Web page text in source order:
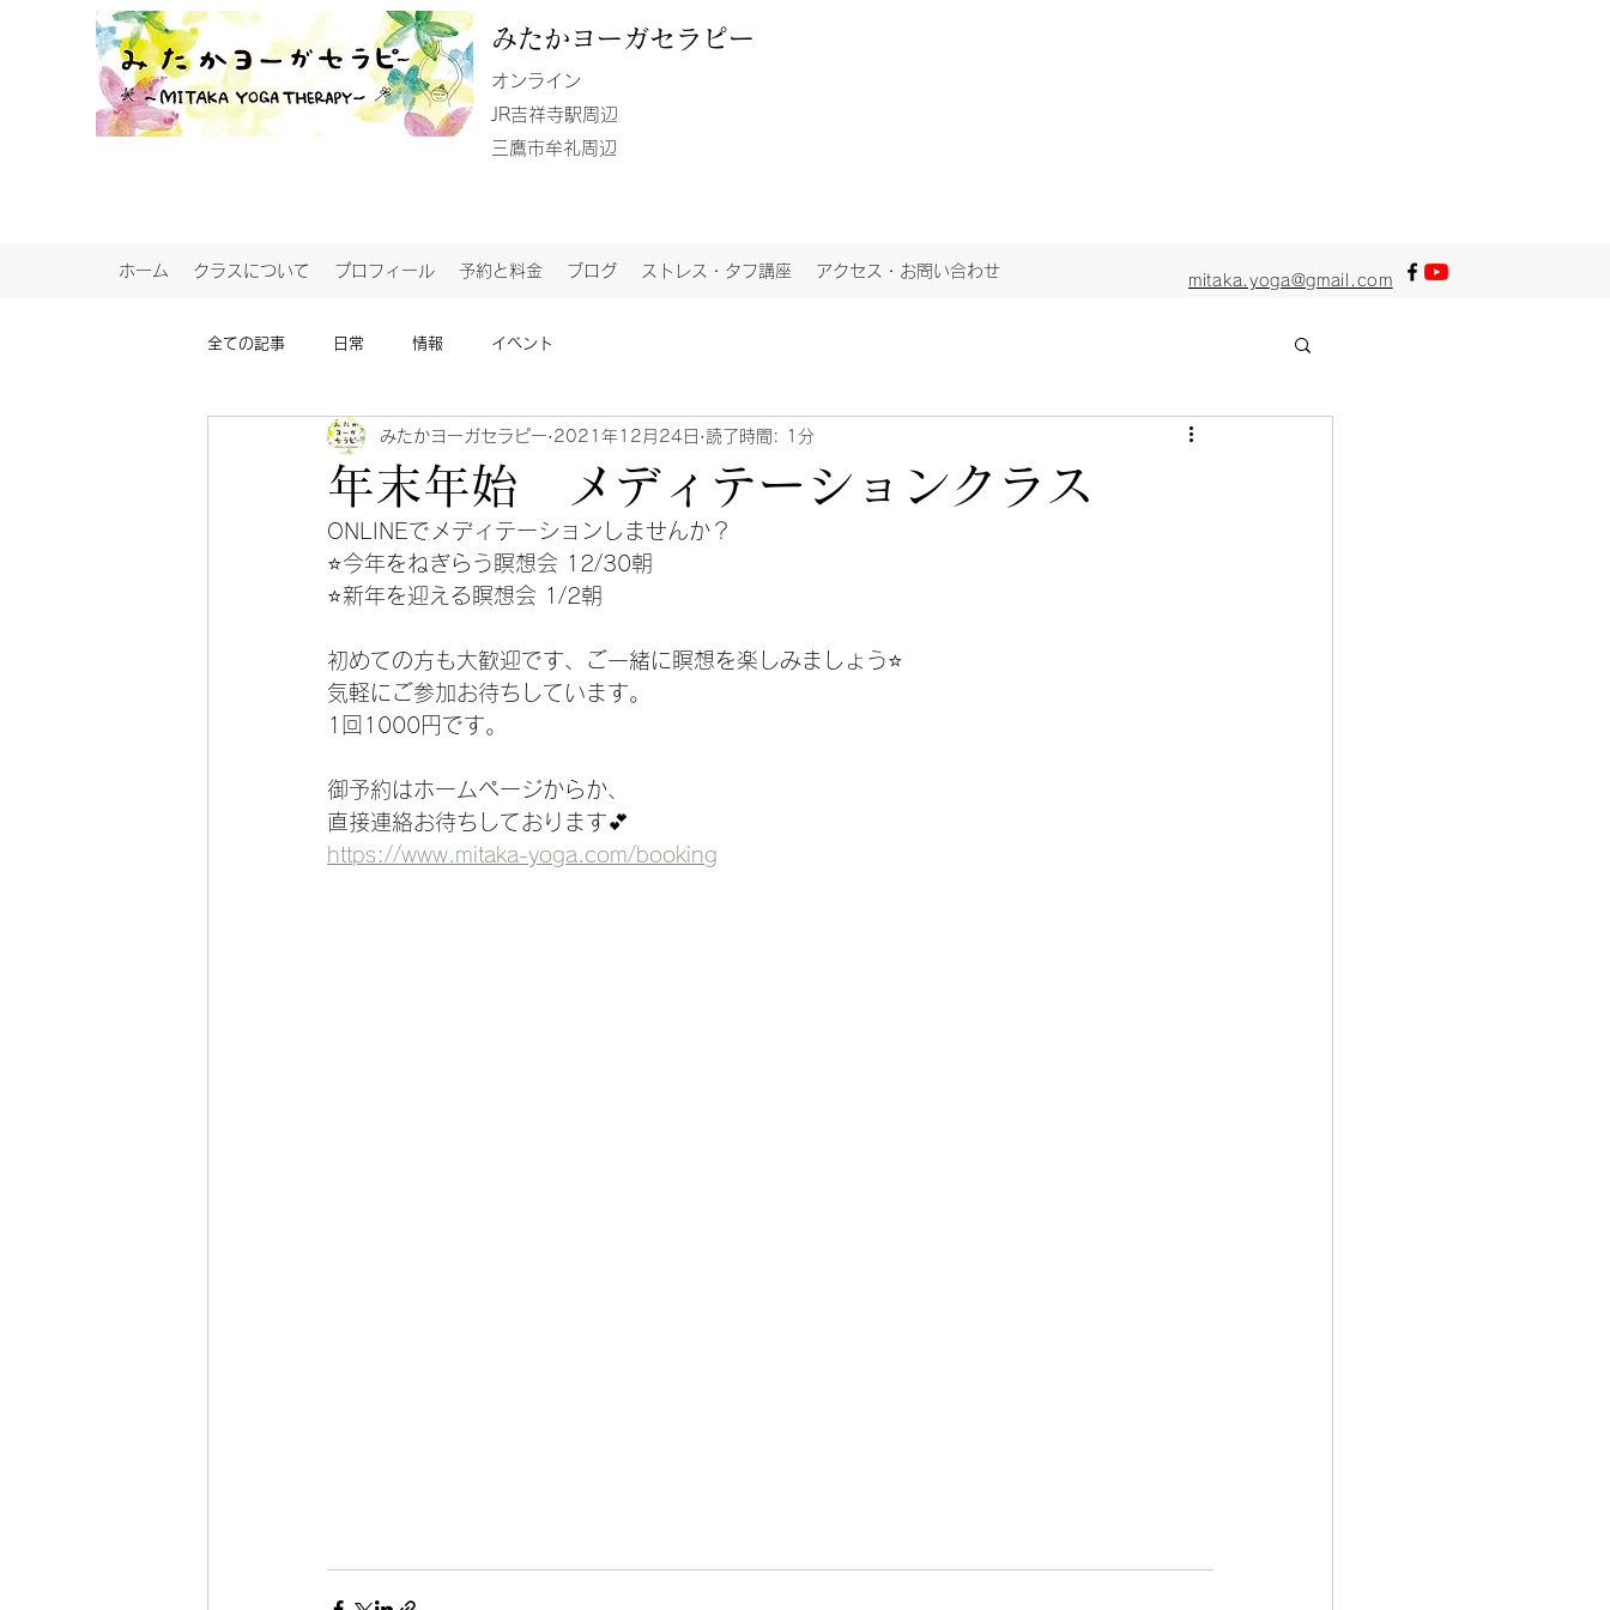
みたか ヨーガセラピー
​オンライン
JR吉祥寺駅周辺
​三鷹市牟礼周辺
mitaka.yoga@gmail.com
ホーム クラスについて プロフィール 予約と料金 ブログ ストレス・タフ講座 アクセス・お問い合わせ
全ての記事 日常 情報 イベント
年末年始 メディテーションクラス
みたかヨーガセラピー 2021年12月24日 読了時間: 1分
ONLINEでメディテーションしませんか？
⭐️今年をねぎらう瞑想会 12/30朝
⭐️新年を迎える瞑想会 1/2朝
初めての方も大歓迎です、ご一緒に瞑想を楽しみましょう⭐️
気軽にご参加お待ちしています。
1回1000円です。
御予約はホームページからか、
直接連絡お待ちしております💕
https://www.mitaka-yoga.com/booking